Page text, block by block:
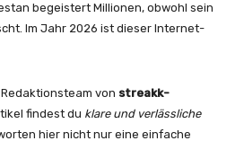
begeistert Millionen, obwohl sein
Im Jahr 2026 ist dieser Internet-
von streakk-
findest du klare und verlässliche
hier nicht nur eine einfache